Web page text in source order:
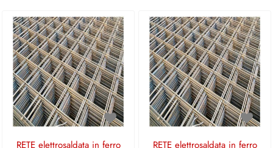
RETE elettrosaldata in ferro
RETE elettrosaldata in ferro